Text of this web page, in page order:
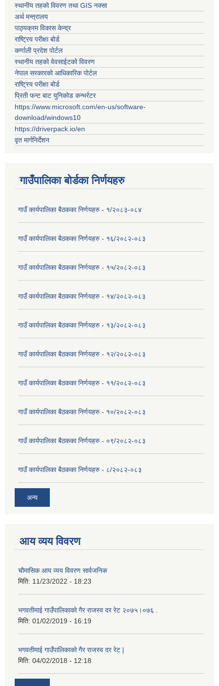
स्थानीय तहको विवरण तथा GIS नक्सा
अर्थ मन्त्रालय
पाठ्यक्रम विकास केन्द्र
राष्ट्रिय परीक्षा बोर्ड
कर्णाली प्रदेश पोर्टल
स्थानीय तहको वेवसाईटको विवरण
नेपाल सरकारको आधिकारिक पोर्टल
राष्ट्रिय परीक्षा बोर्ड
प्रिती फन्ट बाट युनिकोड कन्भर्रटर
https://www.microsoft.com/en-us/software-
download/windows10
https://driverpack.io/en
वृत मार्गनिर्देशन
गाउँपालिका बोर्डका निर्णयहरु
गाउँ कार्यपालिका बैठकका निर्णयहरु - १/२०८३-०८४
गाउँ कार्यपालिका बैठकका निर्णयहरु - १६/२०८२-०८३
गाउँ कार्यपालिका बैठकका निर्णयहरु - १५/२०८२-०८३
गाउँ कार्यपालिका बैठकका निर्णयहरु - १४/२०८२-०८३
गाउँ कार्यपालिका बैठकका निर्णयहरु - १३/२०८२-०८३
गाउँ कार्यपालिका बैठकका निर्णयहरु - १२/२०८२-०८३
गाउँ कार्यपालिका बैठकका निर्णयहरु - ११/२०८२-०८३
गाउँ कार्यपालिका बैठकका निर्णयहरु - १०/२०८२-०८३
गाउँ कार्यपालिका बैठकका निर्णयहरु - ०९/२०८२-०८३
गाउँ कार्यपालिका बैठकका निर्णयहरु - ८/२०८२-०८३
अन्य
आय व्यय विवरण
चाैमासिक आय व्यय विवरण सार्वजनिक
मिति: 11/23/2022 - 18:23
भगवतीमाई गाउँपालिकाको गैर राजस्व दर रेट २०७५।०७६ .
मिति: 01/02/2019 - 16:19
भगवतीमाई गाउँपालिकाको गैर राजस्व दर रेट |
मिति: 04/02/2018 - 12:18